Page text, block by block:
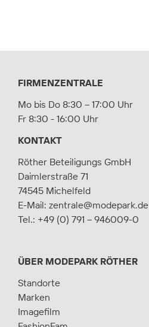
FIRMENZENTRALE
Mo bis Do 8:30 – 17:00 Uhr
Fr 8:30 - 16:00 Uhr
KONTAKT
Röther Beteiligungs GmbH
Daimlerstraße 71
74545 Michelfeld
E-Mail: zentrale@modepark.de
Tel.: +49 (0) 791 – 946009-0
ÜBER MODEPARK RÖTHER
Standorte
Marken
Imagefilm